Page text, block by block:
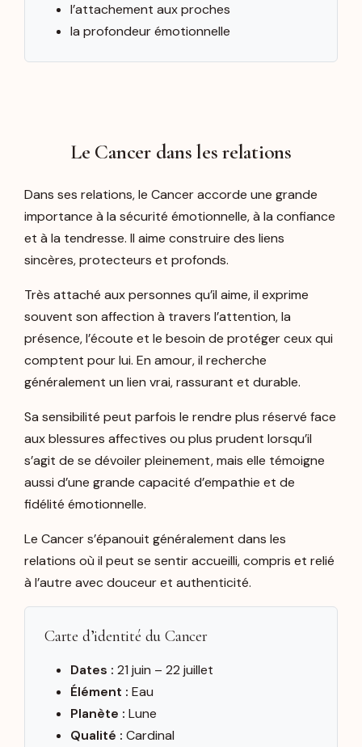
l’attachement aux proches
la profondeur émotionnelle
Le Cancer dans les relations
Dans ses relations, le Cancer accorde une grande
importance à la sécurité émotionnelle, à la confiance
et à la tendresse. Il aime construire des liens
sincères, protecteurs et profonds.
Très attaché aux personnes qu’il aime, il exprime
souvent son affection à travers l’attention, la
présence, l’écoute et le besoin de protéger ceux qui
comptent pour lui. En amour, il recherche
généralement un lien vrai, rassurant et durable.
Sa sensibilité peut parfois le rendre plus réservé face
aux blessures affectives ou plus prudent lorsqu’il
s’agit de se dévoiler pleinement, mais elle témoigne
aussi d’une grande capacité d’empathie et de
fidélité émotionnelle.
Le Cancer s’épanouit généralement dans les
relations où il peut se sentir accueilli, compris et relié
à l’autre avec douceur et authenticité.
Carte d’identité du Cancer
Dates : 21 juin – 22 juillet
Élément : Eau
Planète : Lune
Qualité : Cardinal